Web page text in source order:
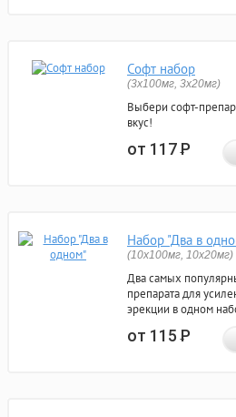
Софт набор
(3x100мг, 3x20мг)
Выбери софт-
вкус!
от 117Р
Набор "Два в
(10x100мг, 10x20мг)
Два самых
препарата для
эрекции в одном
от 115Р